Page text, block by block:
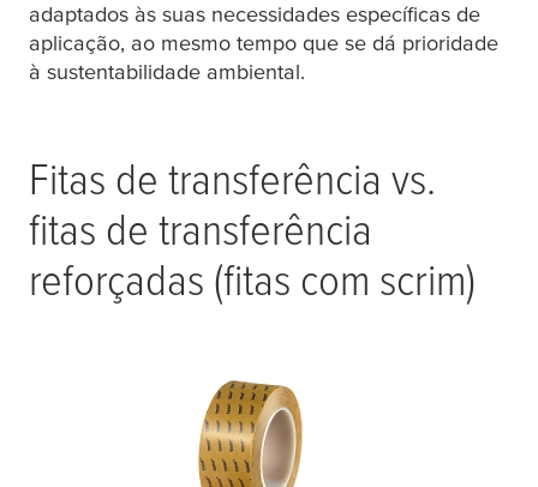
adaptados às suas necessidades específicas de
aplicação, ao mesmo tempo que se dá prioridade
à sustentabilidade ambiental.
Fitas de transferência vs.
fitas de transferência
reforçadas (fitas com scrim)